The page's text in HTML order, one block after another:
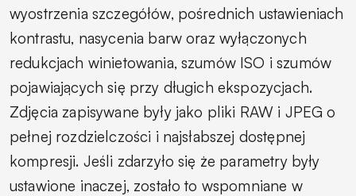
wyostrzenia szczegółów, pośrednich ustawieniach
kontrastu, nasycenia barw oraz wyłączonych
redukcjach winietowania, szumów ISO i szumów
pojawiających się przy długich ekspozycjach.
Zdjęcia zapisywane były jako pliki RAW i JPEG o
pełnej rozdzielczości i najsłabszej dostępnej
kompresji. Jeśli zdarzyło się że parametry były
ustawione inaczej, zostało to wspomniane w